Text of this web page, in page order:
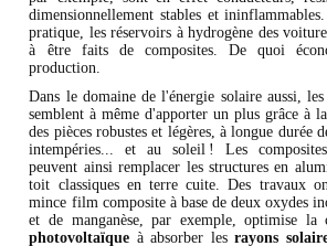
dimensionnellement stables et
pratique, les réservoirs à hydrogène des
à être faits de composites. De quoi
production.
Dans le domaine de l'énergie solaire aussi,
semblent à même d'apporter un plus grâce à
des pièces robustes et légères, à longue durée
intempéries... et au soleil ! Les
peuvent ainsi remplacer les structures en
toit classiques en terre cuite. Des travaux
mince film composite à base de deux oxydes
et de manganèse, par exemple, optimise la
photovoltaïque à absorber lesrayons